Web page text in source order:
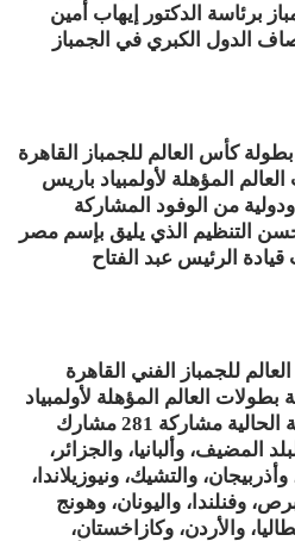
برئاسة الدكتور إيهاب أمين
الكبري في الجمباز
كأس العالم للجمباز القاهرة
المؤهلة لأولمبياد باريس
من الوفود المشاركة
التنظيم الذي يليق بإسم مصر
الرئيس عبد الفتاح
للجمباز الفني القاهرة
بطولات العالم المؤهلة لأولمبياد
باريس 2024، وتشهد النسخة الحالية مشاركة 281 مشارك
البلد المضيف، وألبانيا، والجزائر،
وأذربيجان، والتشيك، ونيوزيلاندا،
وفنلندا، واليونان، وهونج
والأردن، وكازاخستان،